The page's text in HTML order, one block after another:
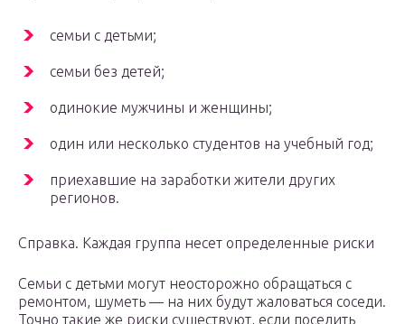
семьи с детьми;
семьи без детей;
одинокие мужчины и женщины;
один или несколько студентов на учебный год;
приехавшие на заработки жители других
регионов.
Справка. Каждая группа несет определенные риски
Семьи с детьми могут неосторожно обращаться с
ремонтом, шуметь — на них будут жаловаться соседи.
Точно такие же риски существуют, если поселить